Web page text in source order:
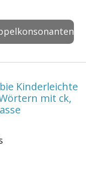
Kinderleichte
mit ck,